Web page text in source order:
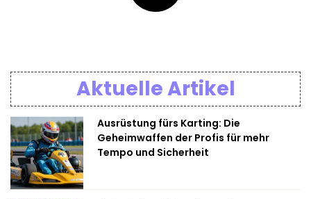
Aktuelle Artikel
Ausrüstung fürs Karting: Die
Geheimwaffen der Profis für mehr
Tempo und Sicherheit